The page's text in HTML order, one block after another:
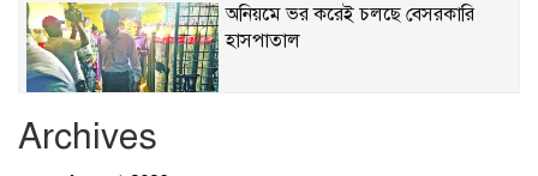
অনিয়মে ভর করেই চলছে বেসরকারি
হাসপাতাল
Archives